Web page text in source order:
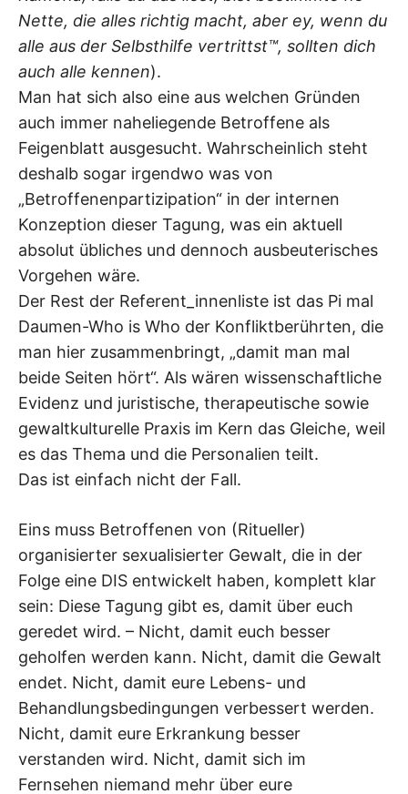
Nette, die alles richtig macht, aber ey, wenn du
alle aus der Selbsthilfe vertrittst™, sollten dich
auch alle kennen).
Man hat sich also eine aus welchen Gründen
auch immer naheliegende Betroffene als
Feigenblatt ausgesucht. Wahrscheinlich steht
deshalb sogar irgendwo was von
„Betroffenenpartizipation“ in der internen
Konzeption dieser Tagung, was ein aktuell
absolut übliches und dennoch ausbeuterisches
Vorgehen wäre.
Der Rest der Referent_innenliste ist das Pi mal
Daumen-Who is Who der Konfliktberührten, die
man hier zusammenbringt, „damit man mal
beide Seiten hört“. Als wären wissenschaftliche
Evidenz und juristische, therapeutische sowie
gewaltkulturelle Praxis im Kern das Gleiche, weil
es das Thema und die Personalien teilt.
Das ist einfach nicht der Fall.
Eins muss Betroffenen von (Ritueller)
organisierter sexualisierter Gewalt, die in der
Folge eine DIS entwickelt haben, komplett klar
sein: Diese Tagung gibt es, damit über euch
geredet wird. – Nicht, damit euch besser
geholfen werden kann. Nicht, damit die Gewalt
endet. Nicht, damit eure Lebens- und
Behandlungsbedingungen verbessert werden.
Nicht, damit eure Erkrankung besser
verstanden wird. Nicht, damit sich im
Fernsehen niemand mehr über eure